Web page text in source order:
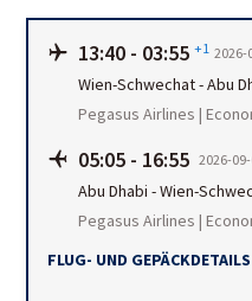
13:40 - 03:55 +1 2026-
Wien-Schwechat-Abu
Pegasus Airlines |
05:05 - 16:55 2026-
Abu Dhabi -Wien-
Pegasus Airlines |
FLUG- UND GEPÄCKDETAILS